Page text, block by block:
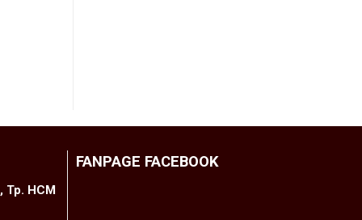
Tp. HCM
FANPAGE FACEBOOK